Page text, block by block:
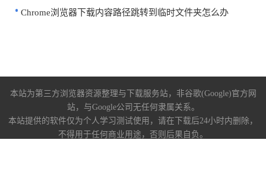
Chrome浏览器下载内容路径跳转到临时文件夹怎么办
本站为第三方浏览器资源整理与下载服务站，非谷歌(Google)官方网
站，与Google公司无任何隶属关系。
本站提供的软件仅为个人学习测试使用，请在下载后24小时内删除，
不得用于任何商业用途，否则后果自负。